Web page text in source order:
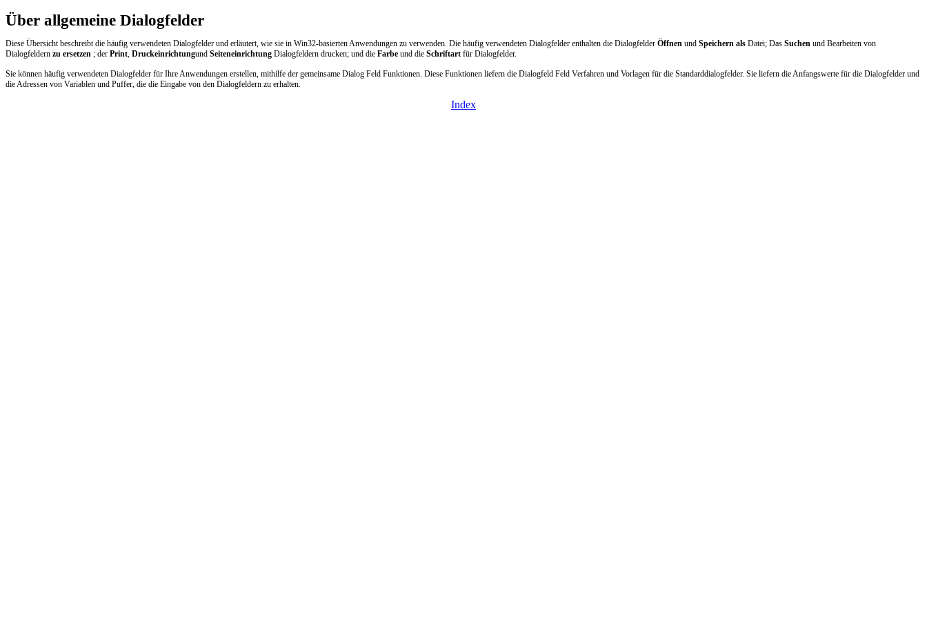
Über allgemeine Dialogfelder
Diese Übersicht beschreibt die häufig verwendeten Dialogfelder und erläutert, wie sie in Win32-basierten Anwendungen zu verwenden. Die häufig verwendeten Dialogfelder enthalten die Dialogfelder Öffnen und Speichern als Datei; Das Suchen und Bearbeiten von
Dialogfeldern zu ersetzen ; der Print, Druckeinrichtungund Seiteneinrichtung Dialogfeldern drucken; und die Farbe und die Schriftart für Dialogfelder.
Sie können häufig verwendeten Dialogfelder für Ihre Anwendungen erstellen, mithilfe der gemeinsame Dialog Feld Funktionen. Diese Funktionen liefern die Dialogfeld Feld Verfahren und Vorlagen für die Standarddialogfelder. Sie liefern die Anfangswerte für die Dialogfelder und
die Adressen von Variablen und Puffer, die die Eingabe von den Dialogfeldern zu erhalten.
Index